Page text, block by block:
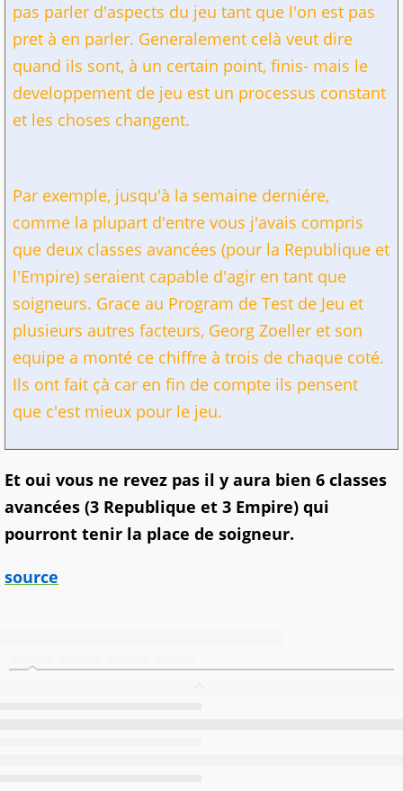
pas parler d'aspects du jeu tant que l'on est pas
pret à en parler. Generalement celà veut dire
quand ils sont, à un certain point, finis- mais le
developpement de jeu est un processus constant
et les choses changent.
Par exemple, jusqu'à la semaine derniére,
comme la plupart d'entre vous j'avais compris
que deux classes avancées (pour la Republique et
l'Empire) seraient capable d'agir en tant que
soigneurs. Grace au Program de Test de Jeu et
plusieurs autres facteurs, Georg Zoeller et son
equipe a monté ce chiffre à trois de chaque coté.
Ils ont fait çà car en fin de compte ils pensent
que c'est mieux pour le jeu.
Et oui vous ne revez pas il y aura bien 6 classes
avancées (3 Republique et 3 Empire) qui
pourront tenir la place de soigneur.
source